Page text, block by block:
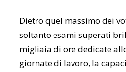
Dietro quel massimo dei
soltanto esami superati
migliaia di ore dedicate
giornate di lavoro, la